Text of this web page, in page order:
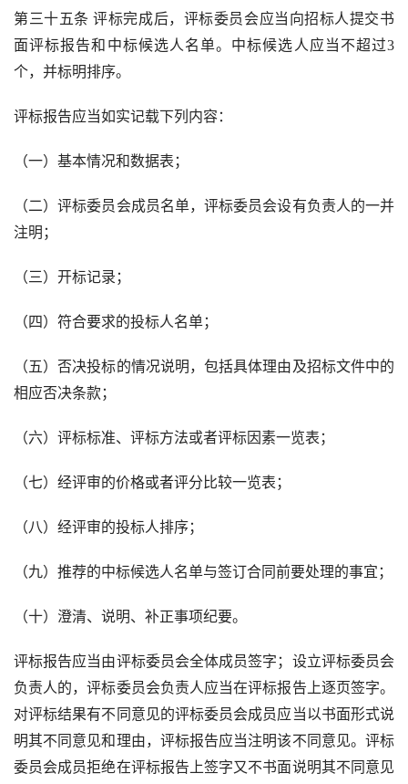
第三十五条 评标完成后，评标委员会应当向招标人提交书
面评标报告和中标候选人名单。中标候选人应当不超过3
个，并标明排序。
评标报告应当如实记载下列内容：
（一）基本情况和数据表；
（二）评标委员会成员名单，评标委员会设有负责人的一并
注明；
（三）开标记录；
（四）符合要求的投标人名单；
（五）否决投标的情况说明，包括具体理由及招标文件中的
相应否决条款；
（六）评标标准、评标方法或者评标因素一览表；
（七）经评审的价格或者评分比较一览表；
（八）经评审的投标人排序；
（九）推荐的中标候选人名单与签订合同前要处理的事宜；
（十）澄清、说明、补正事项纪要。
评标报告应当由评标委员会全体成员签字；设立评标委员会
负责人的，评标委员会负责人应当在评标报告上逐页签字。
对评标结果有不同意见的评标委员会成员应当以书面形式说
明其不同意见和理由，评标报告应当注明该不同意见。评标
委员会成员拒绝在评标报告上签字又不书面说明其不同意见